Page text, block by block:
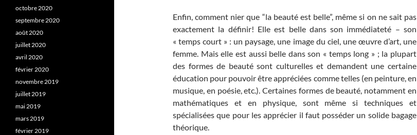
Enfin, comment nier que “la beauté est belle”, même si on ne sait pas
exactement la définir! Elle est belle dans son immédiateté – son
« temps court » : un paysage, une image du ciel, une œuvre d’art, une
femme. Mais elle est aussi belle dans son « temps long » ; la plupart
des formes de beauté sont culturelles et demandent une certaine
éducation pour pouvoir être appréciées comme telles (en peinture, en
musique, en poésie, etc.). Certaines formes de beauté, notamment en
mathématiques et en physique, sont même si techniques et
spécialisées que pour les apprécier il faut posséder un solide bagage
théorique.
octobre 2020
septembre 2020
août 2020
juillet 2020
avril 2020
février 2020
novembre 2019
juillet 2019
mai 2019
mars 2019
février 2019